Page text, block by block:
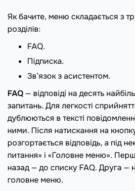
Як бачите, меню складається з
розділів:
FAQ.
Підписка.
Зв’язок з асистентом.
FAQ — відповіді на десять
запитань. Для легкості
дублюються в тексті
ними. Після натискання на
розгортається відповідь, а під
питання» і «Головне меню».
назад — до списку FAQ. Друга —
головне меню.